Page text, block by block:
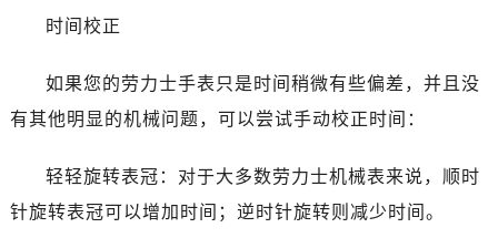
时间校正
如果您的劳力士手表只是时间稍微有些偏差，并且没
有其他明显的机械问题，可以尝试手动校正时间：
轻轻旋转表冠：对于大多数劳力士机械表来说，顺时
针旋转表冠可以增加时间；逆时针旋转则减少时间。